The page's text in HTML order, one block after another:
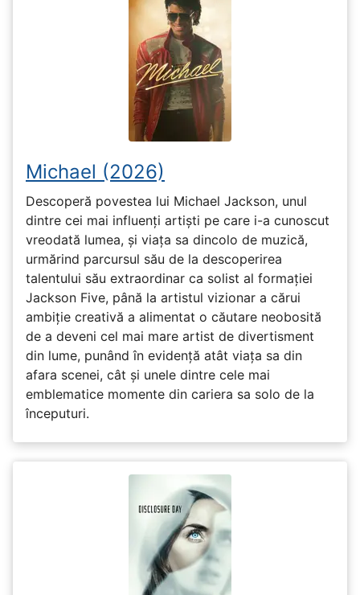
Michael (2026)
Descoperă povestea lui Michael Jackson, unul
dintre cei mai influenți artiști pe care i-a cunoscut
vreodată lumea, și viața sa dincolo de muzică,
urmărind parcursul său de la descoperirea
talentului său extraordinar ca solist al formației
Jackson Five, până la artistul vizionar a cărui
ambiție creativă a alimentat o căutare neobosită
de a deveni cel mai mare artist de divertisment
din lume, punând în evidență atât viața sa din
afara scenei, cât și unele dintre cele mai
emblematice momente din cariera sa solo de la
începuturi.